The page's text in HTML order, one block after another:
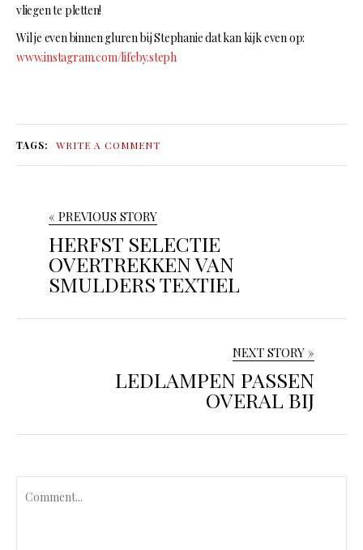
vliegen te pletten!
Wil je even binnen gluren bij Stephanie dat kan kijk even op:
www.instagram.com/lifeby.steph
TAGS: WRITE A COMMENT
« PREVIOUS STORY
HERFST SELECTIE
OVERTREKKEN VAN
SMULDERS TEXTIEL
NEXT STORY »
LEDLAMPEN PASSEN
OVERAL BIJ